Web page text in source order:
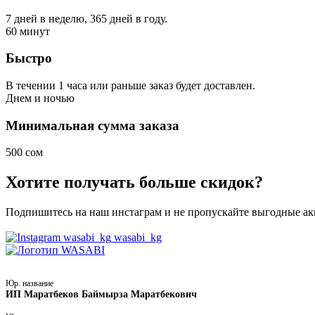
7 дней в неделю, 365 дней в году.
60 минут
Быстро
В течении 1 часа или раньше заказ будет доставлен.
Днем и ночью
Минимальная сумма заказа
500 сом
Хотите получать больше скидок?
Подпишитесь на наш инстаграм и не пропускайте выгодные
wasabi_kg
Юр. название
ИП Маратбеков Баймырза Маратбекович